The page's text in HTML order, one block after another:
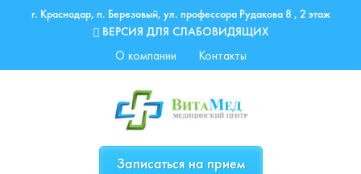
г. Краснодар, п. Березовый, ул. профессора Рудакова 8 , 2 этаж
ВЕРСИЯ ДЛЯ СЛАБОВИДЯЩИХ
О компании
Контакты
Записаться на прием